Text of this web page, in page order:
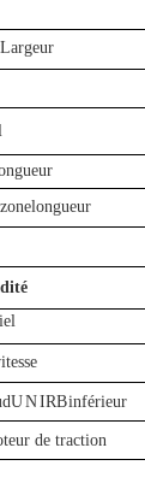
Largeur
zonelongueur
UNIRBinférieur
de traction